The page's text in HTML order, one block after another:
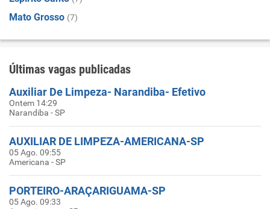
Mato Grosso (7)
Últimas vagas publicadas
Auxiliar De Limpeza- Narandiba- Efetivo
Ontem 14:29
Narandiba - SP
AUXILIAR DE LIMPEZA-AMERICANA-SP
05 Ago. 09:55
Americana - SP
PORTEIRO-ARAÇARIGUAMA-SP
05 Ago. 09:33